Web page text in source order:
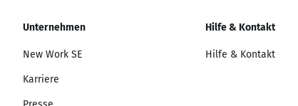
Unternehmen
New Work SE
Karriere
Hilfe & Kontakt
Hilfe & Kontakt